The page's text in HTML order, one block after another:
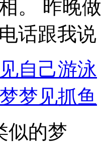
。 昨晚
话跟我说
自己游泳
梦见抓鱼
似的梦